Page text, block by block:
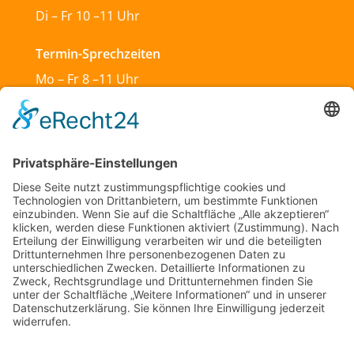
Di – Fr 10 –11 Uhr
Termin-Sprechzeiten
Mo – Fr 8 –11 Uhr
Mo & Do 13 –18 Uhr
Di 17:30 – 19:30 Uhr
Sa und So geschlossen